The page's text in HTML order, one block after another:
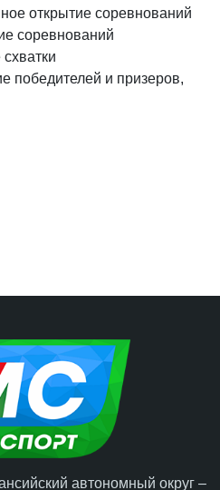
открытие соревнований
соревнований
победителей и призеров,
автономный округ –